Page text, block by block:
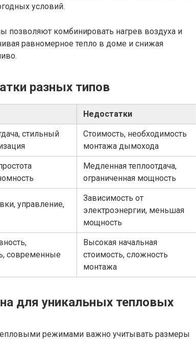
условий.
позволяют комбинировать нагрев воздуха и
равномерное тепло в доме и снижая
разных типов
Недостатки
стильный
Стоимость, необходимость
монтажа дымохода
Медленная теплоотдача,
ограниченная мощность
управление,
Зависимость от
электроэнергии, меньшая
мощность
современные
Высокая начальная
стоимость, сложность
монтажа
для уникальных тепловых
режимами важно учитывать размеры